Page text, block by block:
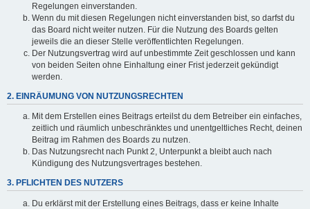
Regelungen einverstanden.
Wenn du mit diesen Regelungen nicht einverstanden bist, so darfst du
das Board nicht weiter nutzen. Für die Nutzung des Boards gelten
jeweils die an dieser Stelle veröffentlichten Regelungen.
Der Nutzungsvertrag wird auf unbestimmte Zeit geschlossen und kann
von beiden Seiten ohne Einhaltung einer Frist jederzeit gekündigt
werden.
2. EINRÄUMUNG VON NUTZUNGSRECHTEN
Mit dem Erstellen eines Beitrags erteilst du dem Betreiber ein einfaches,
zeitlich und räumlich unbeschränktes und unentgeltliches Recht, deinen
Beitrag im Rahmen des Boards zu nutzen.
Das Nutzungsrecht nach Punkt 2, Unterpunkt a bleibt auch nach
Kündigung des Nutzungsvertrages bestehen.
3. PFLICHTEN DES NUTZERS
Du erklärst mit der Erstellung eines Beitrags, dass er keine Inhalte